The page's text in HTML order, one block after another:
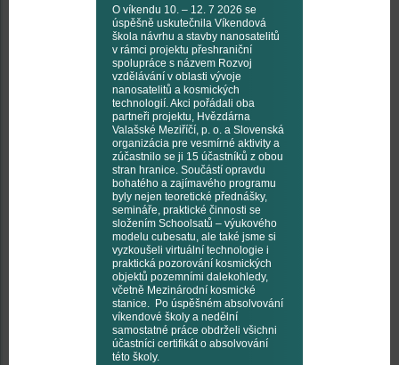
O víkendu 10. – 12. 7 2026 se
úspěšně uskutečnila Víkendová
škola návrhu a stavby nanosatelitů
v rámci projektu přeshraniční
spolupráce s názvem Rozvoj
vzdělávání v oblasti vývoje
nanosatelitů a kosmických
technologií. Akci pořádali oba
partneři projektu, Hvězdárna
Valašské Meziříčí, p. o. a Slovenská
organizácia pre vesmírné aktivity a
zúčastnilo se ji 15 účastníků z obou
stran hranice. Součástí opravdu
bohatého a zajímavého programu
byly nejen teoretické přednášky,
semináře, praktické činnosti se
složením Schoolsatů – výukového
modelu cubesatu, ale také jsme si
vyzkoušeli virtuální technologie i
praktická pozorování kosmických
objektů pozemními dalekohledy,
včetně Mezinárodní kosmické
stanice. Po úspěšném absolvování
víkendové školy a nedělní
samostatné práce obdrželi všichni
účastníci certifikát o absolvování
této školy.